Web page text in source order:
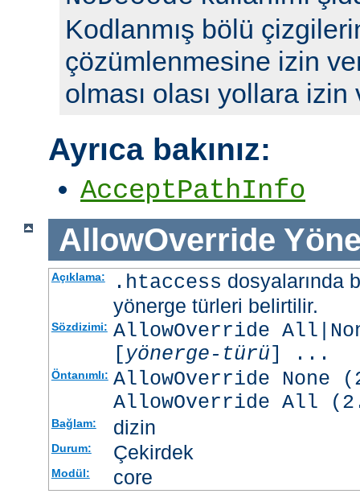
Kodlanmış bölü
çözümlenmesine izin
olması olası yollara
Ayrıca bakınız:
AcceptPathInfo
AllowOverride
Açıklama: .htaccess dosyalarında
yönerge türleri belirtilir.
Sözdizimi: AllowOverride
[yönerge-türü] ...
Öntanımlı: AllowOverride None
AllowOverride All
Bağlam: dizin
Durum: Çekirdek
Modül: core